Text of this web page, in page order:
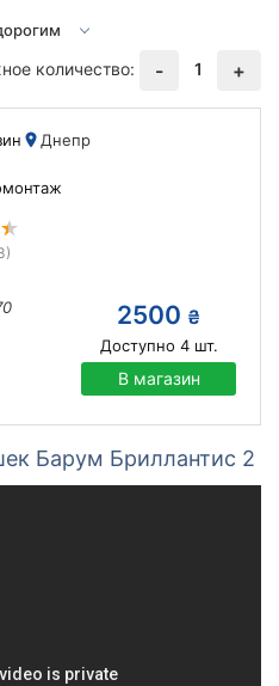
количество:
- 1 +
Днепр
2500 ₴
Доступно 4шт.
В магазин
Барум Бриллантис 2